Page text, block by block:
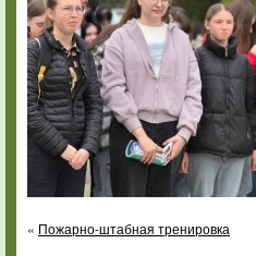
« Пожарно-штабная тренировка